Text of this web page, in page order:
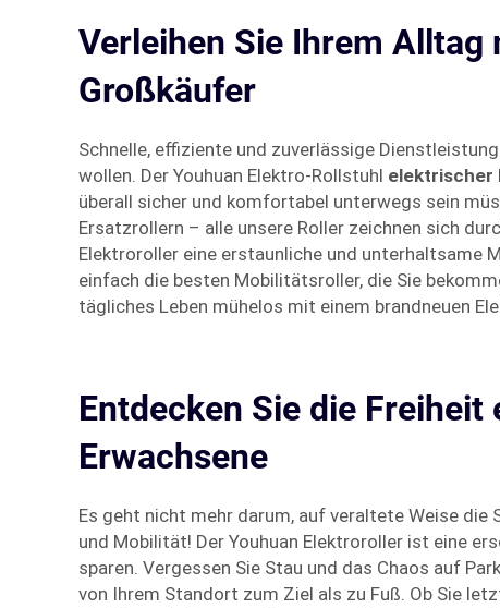
Verleihen Sie Ihrem
Großkäufer
Schnelle, effiziente und zuverlässige
wollen. Der Youhuan Elektro-Rollstuhl elektrischer
überall sicher und komfortabel unterwegs sein
Ersatzrollern – alle unsere Roller zeichnen sich
Elektroroller eine erstaunliche und unterhaltsame
einfach die besten Mobilitätsroller, die Sie
tägliches Leben mühelos mit einem brandneuen
Entdecken Sie die
Erwachsene
Es geht nicht mehr darum, auf veraltete Weise
und Mobilität! Der Youhuan Elektroroller ist eine
sparen. Vergessen Sie Stau und das Chaos auf
von Ihrem Standort zum Ziel als zu Fuß. Ob Sie